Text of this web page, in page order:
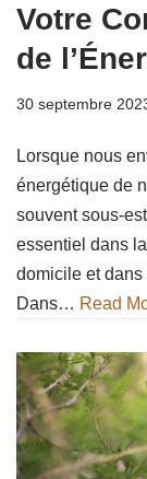
Votre
de
30 septembre
Lorsque nous
énergétique de
souvent sous-
essentiel dans
domicile et dans
Dans… Read